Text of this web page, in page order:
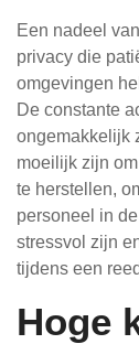
Een nadeel
privacy die
omgevingen
De constante
ongemakkelijk
moeilijk zijn
te herstellen,
personeel in
stressvol zijn
tijdens een
Hoge